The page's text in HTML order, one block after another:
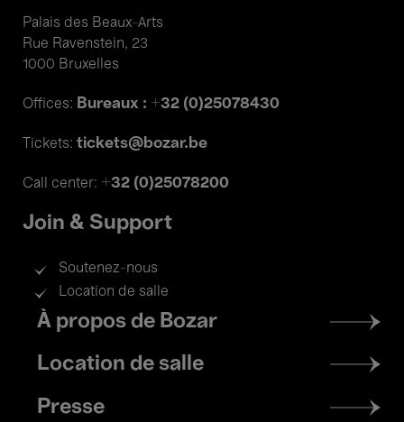
Palais des Beaux-Arts
Rue Ravenstein, 23
1000 Bruxelles
Offices: Bureaux : +32 (0)25078430
Tickets: tickets@bozar.be
Call center: +32 (0)25078200
Join & Support
Soutenez-nous
Location de salle
Footer
menu
À propos de Bozar
Location de salle
Presse